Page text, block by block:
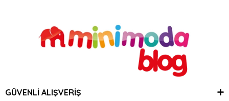
GÜVENLİ ALIŞVERİŞ